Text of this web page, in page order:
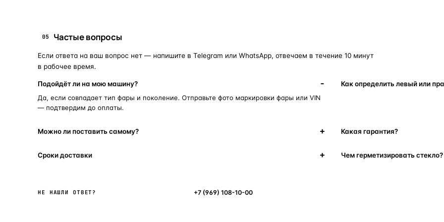
05 Частые вопросы
Если ответа на ваш вопрос нет — напишите в Telegram или WhatsApp, отвечаем в течение 10 минут
в рабочее время.
Подойдёт ли на мою машину?
Да, если совпадает тип фары и поколение. Отправьте фото маркировки фары или VIN
— подтвердим до оплаты.
Как определить левый или
Можно ли поставить самому? Какая гарантия?
Сроки доставки Чем герметизировать стекло?
НЕ НАШЛИ ОТВЕТ? +7 (969) 108-10-00